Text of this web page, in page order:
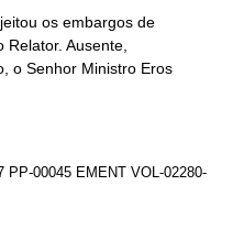
os embargos de
Relator. Ausente,
o Senhor Ministro Eros
PP-00045 EMENT VOL-02280-